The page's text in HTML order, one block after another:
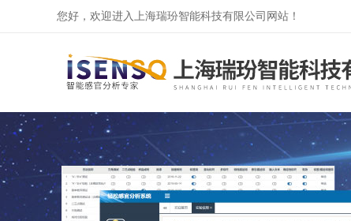
您好，欢迎进入上海瑞玢智能科技有限公司网站！